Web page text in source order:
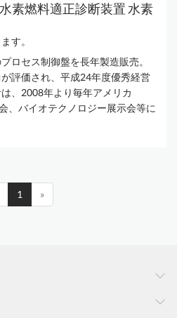
素燃料適正診断装置 水素
す。
ロセス制御盤を長年製造販売。
評価され、平成24年度優秀経営
、2008年より毎年アメリカ
、バイオテクノロジー展示会等に
1 »